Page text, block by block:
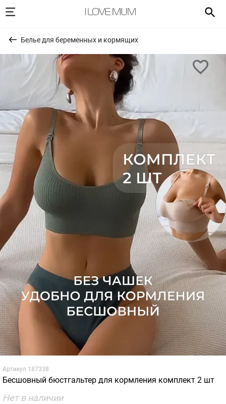
Белье для беременных и кормящих
Артикул 187338
Бесшовный бюстгальтер для кормления комплект 2 шт
Нет в наличии